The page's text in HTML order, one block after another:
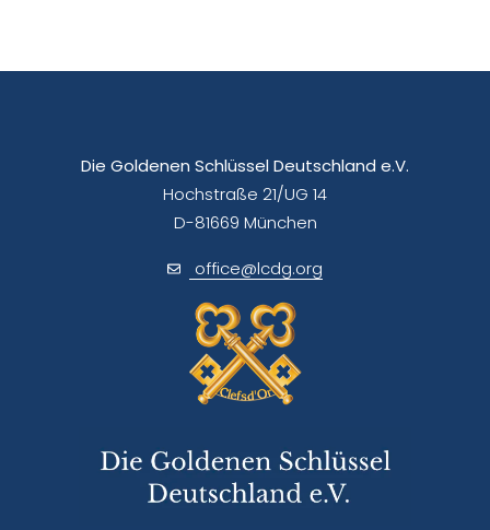
Die Goldenen Schlüssel Deutschland e.V.
Hochstraße 21/UG 14
D-81669 München
office@lcdg.org